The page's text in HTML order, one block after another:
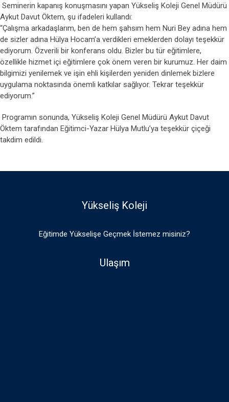
Seminerin kapanış konuşmasını yapan Yükseliş Koleji Genel Müdürü
Aykut Davut Öktem, şu ifadeleri kullandı:
“Çalışma arkadaşlarım, ben de hem şahsım hem Nuri Bey adına hem
de sizler adına Hülya Hocam’a verdikleri emeklerden dolayı teşekkür
ediyorum. Özverili bir konferans oldu. Bizler bu tür eğitimlere,
özellikle hizmet içi eğitimlere çok önem veren bir kurumuz. Her daim
bilgimizi yenilemek ve işin ehli kişilerden yeniden dinlemek bizlere
uygulama noktasında önemli katkılar sağlıyor. Tekrar teşekkür
ediyorum.”
Programın sonunda, Yükseliş Koleji Genel Müdürü Aykut Davut
Öktem tarafından Eğitimci-Yazar Hülya Mutlu’ya teşekkür çiçeği
takdim edildi.
Yükseliş Koleji
Eğitimde Yükselişe Geçmek İstemez misiniz?
Ulaşım